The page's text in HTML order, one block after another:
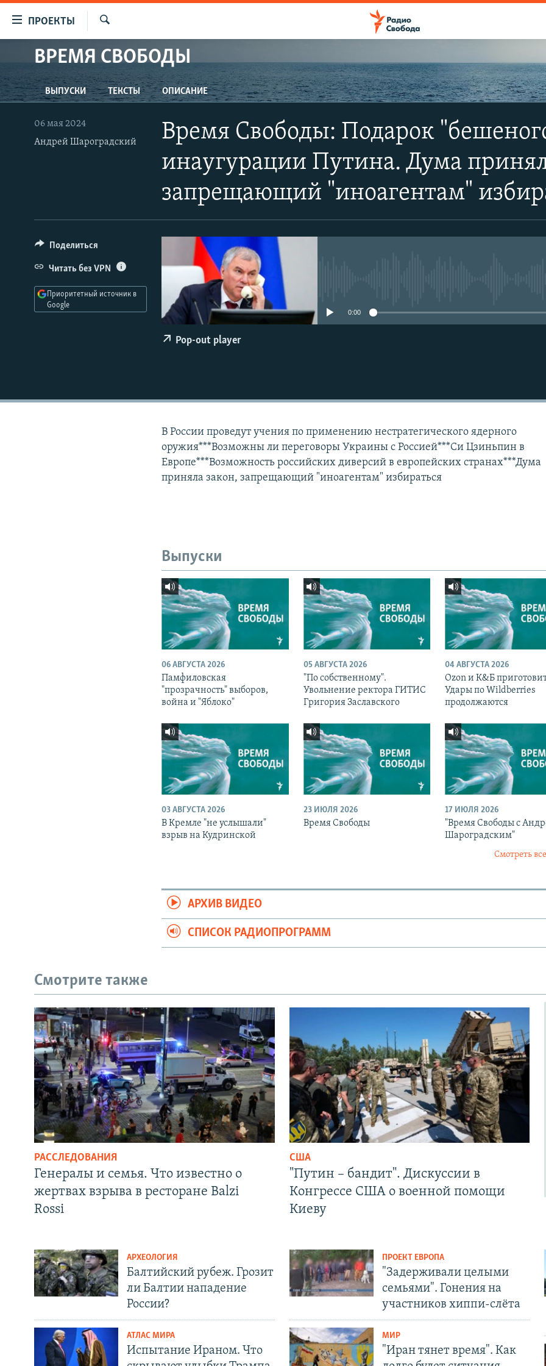
упрощенного
Вернуться
к
основному
содержанию
ПРОЕКТЫ
ПРОГРАММЫ
ПОДКАСТЫ
АВТОРСКИЕ ПРОЕКТЫ
ЦИТАТЫ СВОБОДЫ
МНЕНИЯ
СИБИРЬ.РЕАЛИИ
РАСПИСАНИЕ ВЕЩАНИЯ
ПОДПИШИТЕСЬ НА РАССЫЛКУ
ВРЕМЯ СВОБОДЫ
Apple Podcasts
SoundCloud
CastBox
ВЫПУСКИ ТЕКСТЫ ОПИСАНИЕ
Время Свободы: Подарок
инаугурации Путина. Дума
запрещающий "иноагентам"
06 мая 2024
Андрей Шароградский
0:00
Pop-out player
Поделиться
Читать без VPN
Приоритетный источник в
Google
В России проведут учения по применению нестратегического ядерного
оружия***Возможны ли переговоры Украины с Россией***Си Цзиньпин в
Европе***Возможность российских диверсий в европейских странах***Дума
приняла закон, запрещающий "иноагентам" избираться
Выпуски
06 АВГУСТА 2026
Памфиловская
"прозрачность" выборов,
война и "Яблоко"
05 АВГУСТА 2026
"По собственному".
Увольнение ректора ГИТИС
Григория Заславского
04 АВГУСТА 2026
Ozon и К&Б
Удары по Wildberries
продолжаются
03 АВГУСТА 2026
В Кремле "не услышали"
взрыв на Кудринской
23 ИЮЛЯ 2026
Время Свободы
17 ИЮЛЯ 2026
"Время Свободы с
Шароградским"
Смотреть
АРХИВ ВИДЕО
СПИСОК РАДИОПРОГРАММ
Смотрите также
РАССЛЕДОВАНИЯ
Генералы и семья. Что известно о
жертвах взрыва в ресторане Balzi
Rossi
США
"Путин – бандит". Дискуссии в
Конгрессе США о военной помощи
Киеву
АРХЕОЛОГИЯ
Балтийский рубеж. Грозит
ли Балтии нападение
России?
АТЛАС МИРА
Испытание Ираном. Что
ПРОЕКТ ЕВРОПА
"Задерживали целыми
семьями". Гонения на
участников хиппи-слёта
МИР
"Иран тянет время". Как